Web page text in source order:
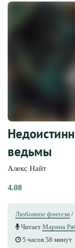
ведьмы
Алекс Найт
4.08
Любовное фэнтези /
Читает Марина
5 часов 58 минут